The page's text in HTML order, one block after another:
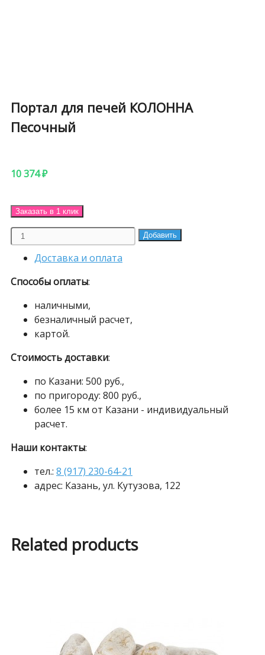
Портал для печей КОЛОННА
Песочный
10 374₽
Заказать в 1 клик
Портал
для
печей
КОЛОННА
quantity
Добавить
Доставка и оплата
Способы оплаты:
наличными,
безналичный расчет,
картой.
Стоимость доставки:
по Казани: 500 руб.,
по пригороду: 800 руб.,
более 15 км от Казани - индивидуальный
расчет.
Наши контакты:
тел.: 8 (917) 230-64-21
адрес: Казань, ул. Кутузова, 122
Related products